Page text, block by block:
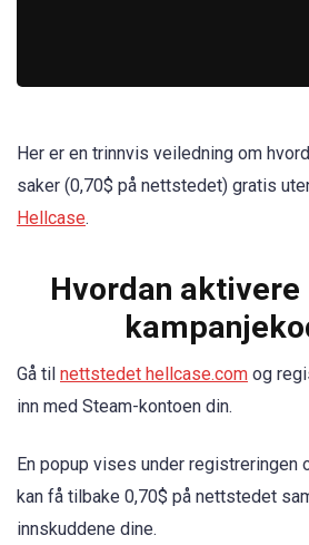
Her er en trinnvis veiledning om
saker (0,70$ på nettstedet) gratis
Hellcase.
Hvordan
Gå til nettstedet hellcase.com og
inn med Steam-kontoen din.
En popup vises under registreringen
kan få tilbake 0,70$ på nettstedet
innskuddene dine.